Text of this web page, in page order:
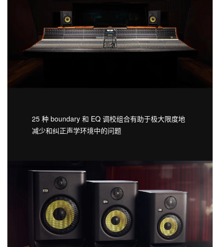
25 种 boundary 和 EQ 调校组合有助于极大限度地
减少和纠正声学环境中的问题